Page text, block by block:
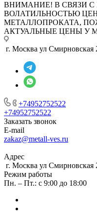
ВНИМАНИЕ! В СВЯЗИ
ВОЛАТИЛЬНОСТЬЮ
МЕТАЛЛОПРОКАТА,
АКТУАЛЬНЫЕ ЦЕНЫ У
г. Москва ул Смирновская
+74952752522
+74952752522
Заказать звонок
E-mail
zakaz@metall-ves.ru
Адрес
г. Москва ул Смирновская
Режим работы
Пн. – Пт.: с 9:00 до 18:00